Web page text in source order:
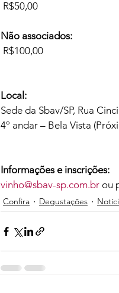
Não associados:
R$100,00
Local:
Sede da Sbav/SP, Rua
4º andar – Bela Vista
Informações e inscrições:
vinho@sbav-sp.com.br ou
Confira Degustações